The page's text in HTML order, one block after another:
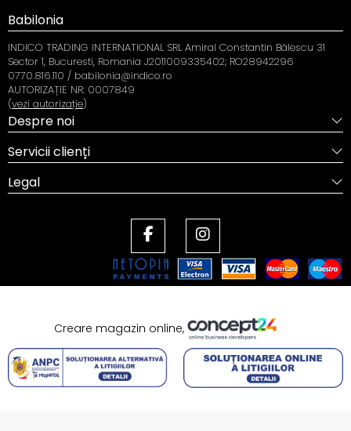
Babilonia
INDICO TRADING INTERNATIONAL SRL Amiral Constantin Bălescu 31
Sector 1, Bucuresti, Romania J2011009335402; RO28942296
0770.816.110 / babilonia@indico.ro
AUTORIZAȚIE NR: 0007849
(vezi autorizație)
Despre noi
Servicii clienți
Legal
Creare magazin online,